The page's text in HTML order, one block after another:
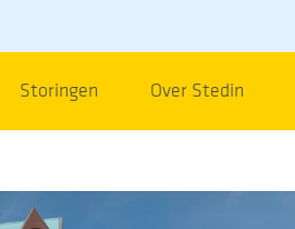
Storingen Over Stedin